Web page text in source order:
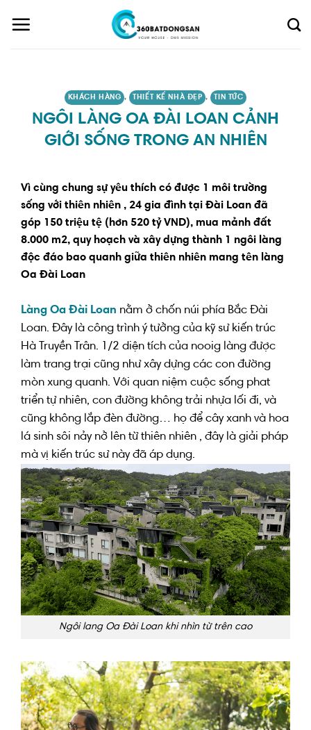
KHÁCH HÀNG , THIẾT KẾ NHÀ ĐẸP , TIN TỨC
NGÔI LÀNG OA ĐÀI LOAN CẢNH
GIỚI SỐNG TRONG AN NHIÊN
Vì cùng chung sự yêu thích có được 1 môi trường
sống với thiên nhiên , 24 gia đình tại Đài Loan đã
góp 150 triệu tệ (hơn 520 tỷ VND), mua mảnh đất
8.000 m2, quy hoạch và xây dựng thành 1 ngôi làng
độc đáo bao quanh giữa thiên nhiên mang tên làng
Oa Đài Loan
Làng Oa Đài Loan nằm ở chốn núi phía Bắc Đài
Loan. Đây là công trình ý tưởng của kỹ sư kiến trúc
Hà Truyền Trân.
1/2 diện tích của nooig làng được
làm trang trại cũng như xâydựng các con đường
mòn xung quanh. Với quan niệm cuộc sống phat
triển tự nhiên, con đường không trải nhựa lối đi, và
cũng không lắp đèn đường… họ để cây xanh và hoa
lá sinh sôi nảy nở lên từthiên nhiên , đây là giải pháp
mà vị kiến trúc sưnày đã áp dụng.
Ngôi lang Oa Đài Loan khi nhìn từ trên cao